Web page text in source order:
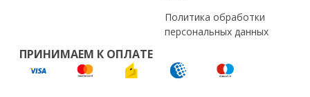
Политика обработки
персональных данных
ПРИНИМАЕМ К ОПЛАТЕ